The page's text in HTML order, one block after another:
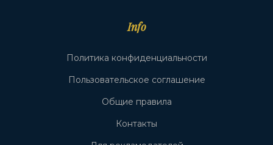
Info
Политика конфиденциальности
Пользовательское соглашение
Общие правила
Контакты